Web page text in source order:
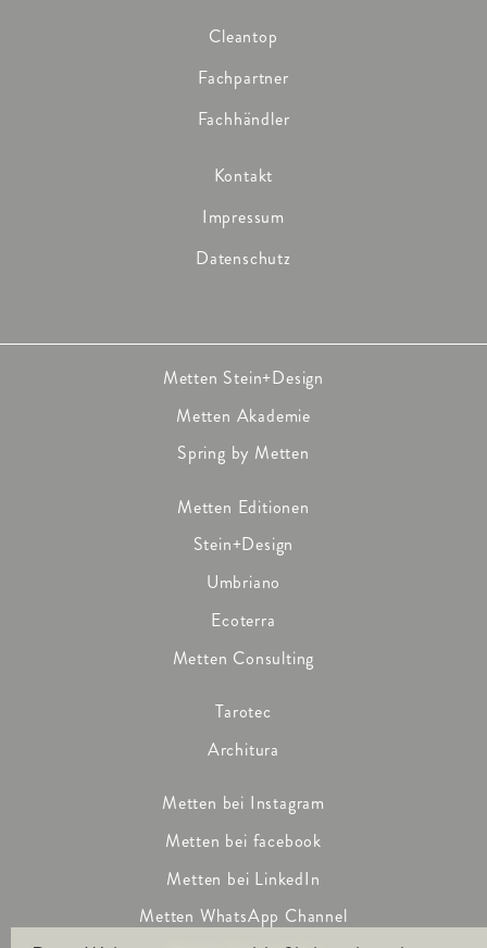
Cleantop
Fachpartner
Fachhändler
Kontakt
Impressum
Datenschutz
Metten Stein+Design
Metten Akademie
Spring by Metten
Metten Editionen
Stein+Design
Umbriano
Ecoterra
Metten Consulting
Tarotec
Architura
Metten bei Instagram
Metten bei facebook
Metten bei LinkedIn
Metten WhatsApp Channel